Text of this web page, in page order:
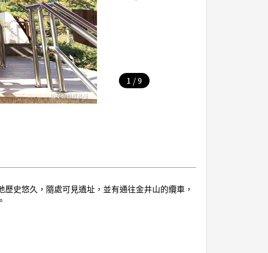
1 / 9
史悠久，隨處可見遺址，並有通往金井山的纜車，